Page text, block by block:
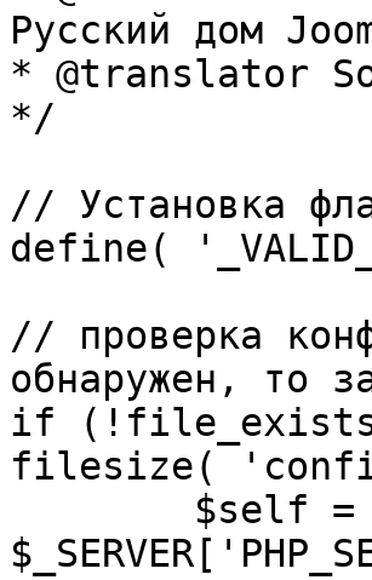
Русский дом
* @translator
*/
// Установка
define(
// проверка
обнаружен, то
if
filesize(